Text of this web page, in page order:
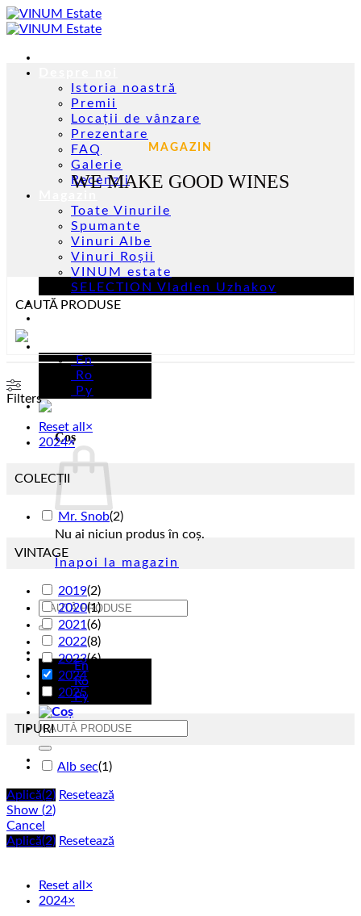
Skip
to
Istoria noastră
Premii
Locații de vânzare
Prezentare
FAQ
Galerie
Recenzii
Toate Vinurile
Spumante
Vinuri Albe
Vinuri Roșii
VINUM estate
SELECTION Vladlen Uzhakov
Evenimente
En
Ro
Ру
Coș
Nu ai niciun produs în coș.
Înapoi la magazin
Caută
după:
Ro
En
Ro
Ру
Caută
MAGAZIN
WE MAKE GOOD WINES
CAUTĂ PRODUSE
Filters
Reset all ×
2024×
COLECȚII
Mr. Snob(2)
VINTAGE
2019(2)
2020(1)
2021 (6)
2022(8)
2023(6)
2024(
2025(
TIPURI
Alb sec(1 )
Aplică(2) Resetează
Show (2)
Cancel
Aplică(2) Resetează
Reset all ×
2024×